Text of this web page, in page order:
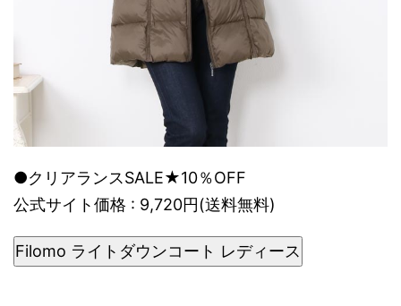
●クリアランスSALE★10％OFF
公式サイト価格 : 9,720円(送料無料)
Filomo ライトダウンコート レディース